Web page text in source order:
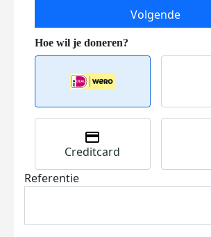
Volgende
Creditcard
Referentie